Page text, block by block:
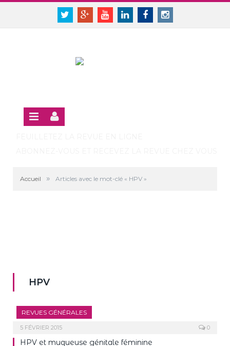
Panneau de gestion des cookies
TwitterGoogle+YoutubeLinkedinFacebookInstagram
SE CONNECTER
Accueil » Articles avec le mot-clé « HPV »
HPV
REVUES GÉNÉRALES
5 FÉVRIER 2015 0
HPV et muqueuse génitale féminine